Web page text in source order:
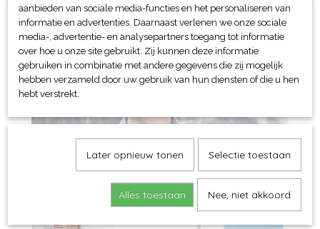
aanbieden van sociale media-functies en het personaliseren van
informatie en advertenties. Daarnaast verlenen we onze sociale
media-, advertentie- en analysepartners toegang tot informatie
over hoe u onze site gebruikt. Zij kunnen deze informatie
gebruiken in combinatie met andere gegevens die zij mogelijk
hebben verzameld door uw gebruik van hun diensten of die u hen
hebt verstrekt.
Later opnieuw tonen Selectie toestaan
Alles toestaan Nee, niet akkoord